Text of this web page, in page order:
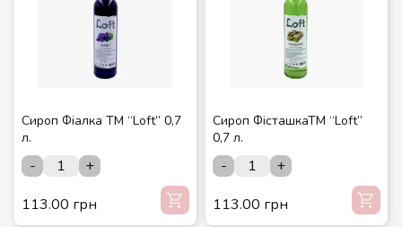
Сироп Фіалка ТМ “Loft” 0,7
л.
-
+
113.00 грн
Сироп ФісташкаТМ “Loft”
0,7 л.
-
+
113.00 грн